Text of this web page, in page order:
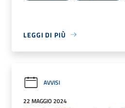
LEGGI DI PIÙ
AVVISI
22 MAGGIO 2024